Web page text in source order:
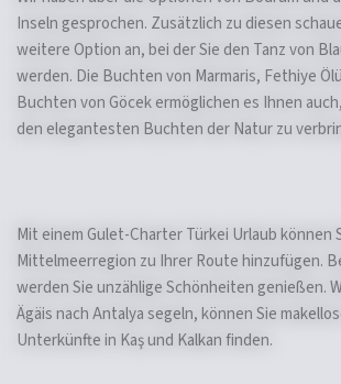
Inseln gesprochen. Zusätzlich zu diesen
weitere Option an, bei der Sie den Tanz von
werden. Die Buchten von Marmaris, Fethiye
Buchten von Göcek ermöglichen es Ihnen
den elegantesten Buchten der Natur zu
Mit einem Gulet-Charter Türkei Urlaub können
Mittelmeerregion zu Ihrer Route hinzufügen.
werden Sie unzählige Schönheiten genießen.
Ägäis nach Antalya segeln, können Sie
Unterkünfte in Kaş und Kalkan finden.